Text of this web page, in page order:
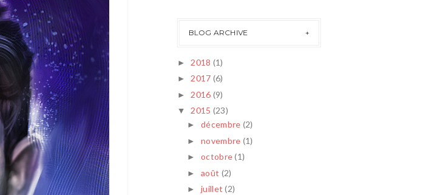
BLOG ARCHIVE
► 2018 (1)
►2017 (6)
► 2016 (9)
▼ 2015 (23)
►décembre (2)
►novembre (1)
►octobre(1)
►août (2)
►juillet (2)